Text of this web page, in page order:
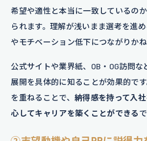
希望や適性と本当に一致しているの
られます。理解が浅いまま選考を進
やモチベーション低下につながりかね
公式サイトや業界紙、OB・OG訪問な
展開を具体的に知ることが効果的で
を重ねることで、 納得感を持って入
心してキャリアを築くことができる